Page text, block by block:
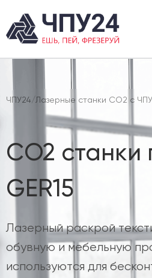
ЧПУ24/Лазерные станки CO2 с ЧПУ
CO2 станки
GER15
Лазерный раскрой
обувную и мебельную
используются для